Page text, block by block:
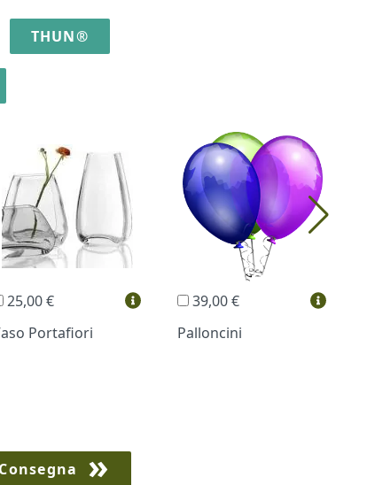
THUN®
25,00 €
Portafiori
39,00 €
Palloncini